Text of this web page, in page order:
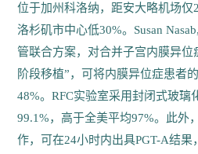
位于加州科洛纳，距安大略机场仅
洛杉矶市中心低30%。Susan
管联合方案，对合并子宫内膜异位
阶段移植”，可将内膜异位症患者
48%。RFC实验室采用封闭式玻璃
99.1%，高于全美平均97%。此外
作，可在24小时内出具PGT-A结